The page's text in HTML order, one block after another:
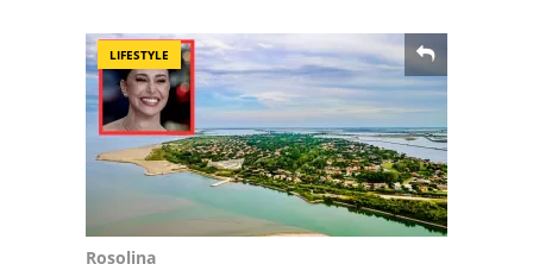
LIFESTYLE
Rosolina